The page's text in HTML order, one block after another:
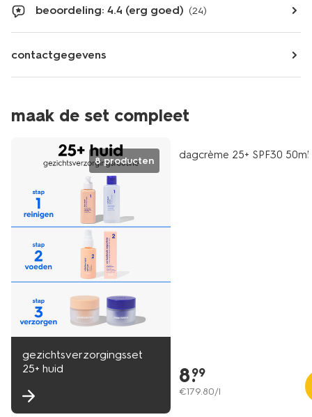
beoordeling: 4.4 (erg goed) (24)
contactgegevens
maak de set compleet
8 producten
gezichtsverzorgingsset
25+ huid
vegan
dagcrème 25+ SPF30 50ml
8.
99
€179.80/l